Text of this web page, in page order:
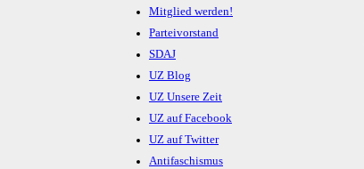
Mitglied werden!
Parteivorstand
SDAJ
UZ Blog
UZ Unsere Zeit
UZ auf Facebook
UZ auf Twitter
Antifaschismus